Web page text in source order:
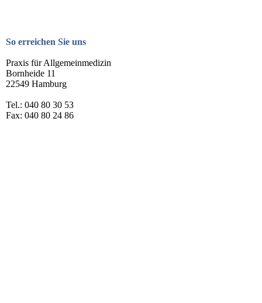
So erreichen Sie uns
Praxis für Allgemeinmedizin
Bornheide 11
22549 Hamburg
Tel.: 040 80 30 53
Fax: 040 80 24 86